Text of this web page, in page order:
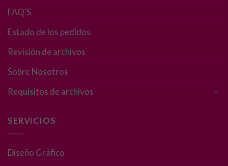
FAQ’S
Estado de los pedidos
Revisión de archivos
Sobre Nosotros
Requisitos de archivos
SERVICIOS
Diseño Gráfico